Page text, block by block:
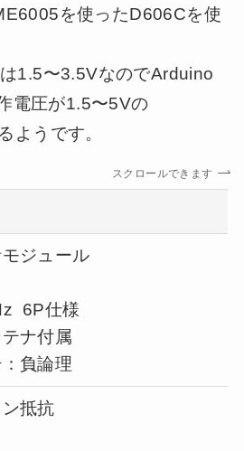
を使ったD606Cを使
1.5〜3.5VなのでArduino
電圧が1.5〜5Vの
ようです。
スクロールできます
ジュール
6P仕様
ナ付属
負論理
抵抗